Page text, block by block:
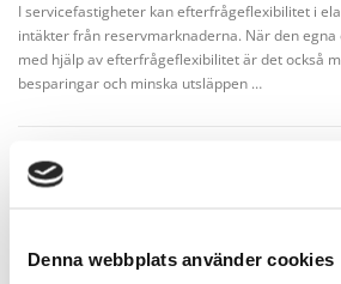
Denna webbplats använder cookies
I servicefastigheter kan efterfrågeflexibilitet i
intäkter från reservmarknaderna. När den
med hjälp av efterfrågeflexibilitet är det också
besparingar och minska utsläppen …